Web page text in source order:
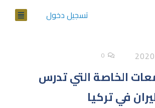
تسجيل دخول
0
الخاصة التي تدرس
في تركيا